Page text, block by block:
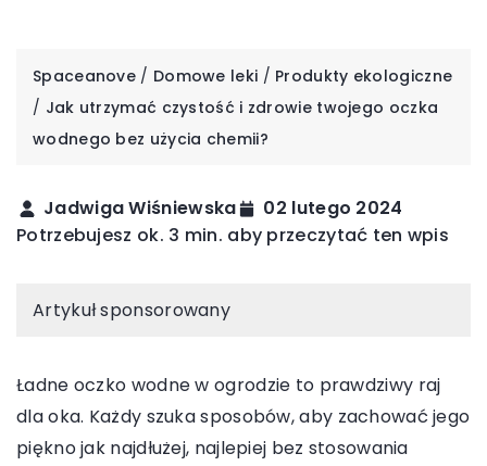
Spaceanove / Domowe leki / Produkty ekologiczne
/ Jak utrzymać czystość i zdrowie twojego oczka
wodnego bez użycia chemii?
Jadwiga Wiśniewska
02 lutego 2024
Potrzebujesz ok. 3 min. aby przeczytać ten wpis
Artykuł sponsorowany
Ładne oczko wodne w ogrodzie to prawdziwy raj
dla oka. Każdy szuka sposobów, aby zachować jego
piękno jak najdłużej, najlepiej bez stosowania